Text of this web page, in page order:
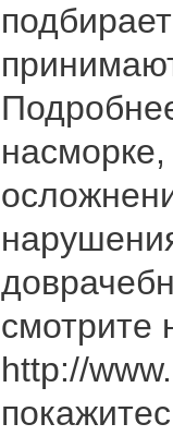
насморке,
смотрите
http://